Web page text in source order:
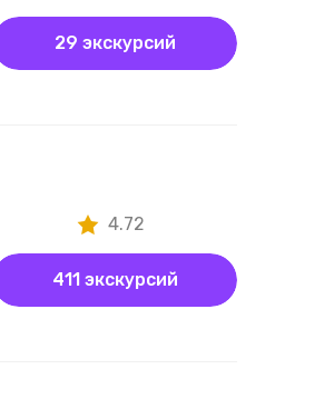
29 экскурсий
4.72
411 экскурсий